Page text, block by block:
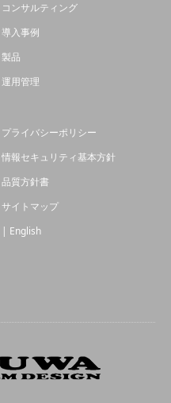
コンサルティング
導入事例
製品
運用管理
プライバシーポリシー
情報セキュリティ基本方針
品質方針書
サイトマップ
| English